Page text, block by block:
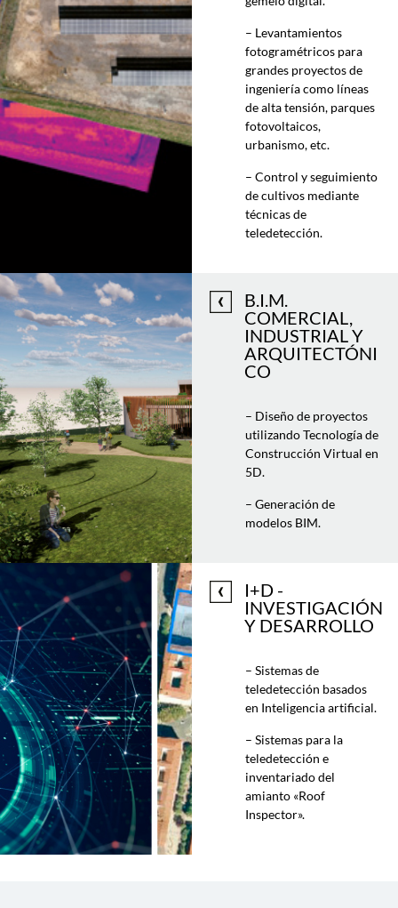
– Levantamientos
fotogramétricos para
grandes proyectos de
ingeniería como líneas
de alta tensión, parques
fotovoltaicos,
urbanismo, etc.
– Control y seguimiento
de cultivos mediante
técnicas de
teledetección.
B.I.M.
COMERCIAL,
INDUSTRIAL Y
ARQUITECTÓNI
CO
– Diseño de proyectos
utilizando Tecnología de
Construcción Virtual en
5D.
– Generación de
modelos BIM.
I+D -
INVESTIGACIÓN
Y DESARROLLO
– Sistemas de
teledetección basados
en Inteligencia artificial.
– Sistemas para la
teledetección e
inventariado del
amianto «Roof
Inspector».